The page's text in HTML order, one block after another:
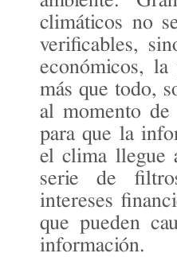
climáticos no
verificables,
económicos,
más que todo,
al momento de
para que la
el clima llegue
serie de
intereses
que pueden
información.